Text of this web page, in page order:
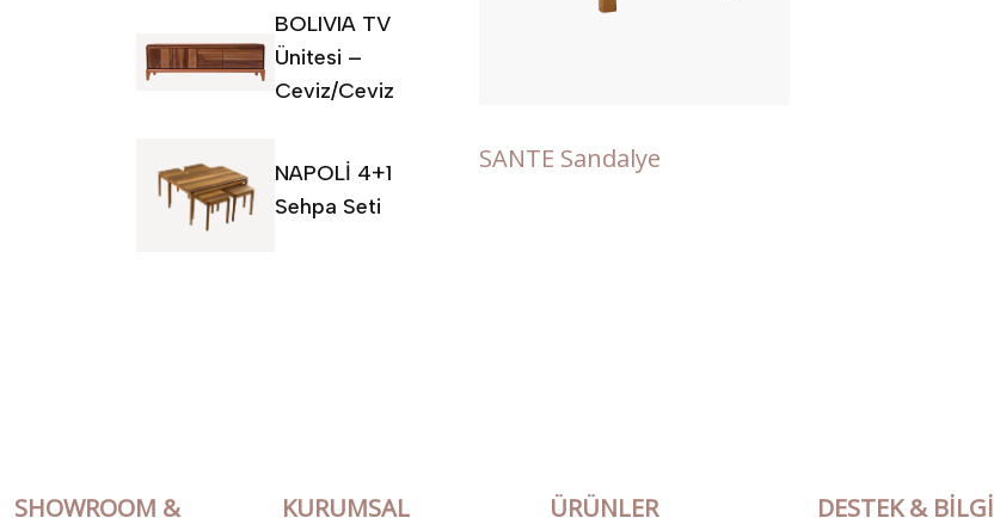
BOLIVIA TV
Ünitesi –
Ceviz/Ceviz
NAPOLİ 4+1
Sehpa Seti
SANTE Sandalye
SHOWROOM & KURUMSAL ÜRÜNLER DESTEK & BILGI